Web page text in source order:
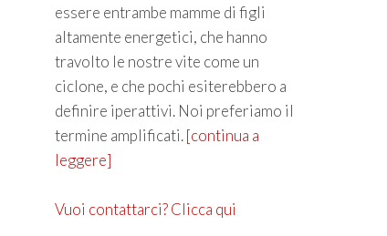
essere entrambe mamme di figli
altamente energetici, che hanno
travolto le nostre vite come un
ciclone, e che pochi esiterebbero a
definire iperattivi. Noi preferiamo il
termine amplificati.[continua a
leggere]
Vuoi contattarci? Clicca qui